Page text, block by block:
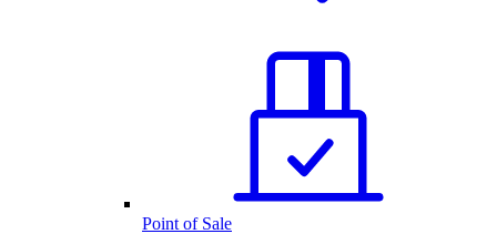
Point of Sale